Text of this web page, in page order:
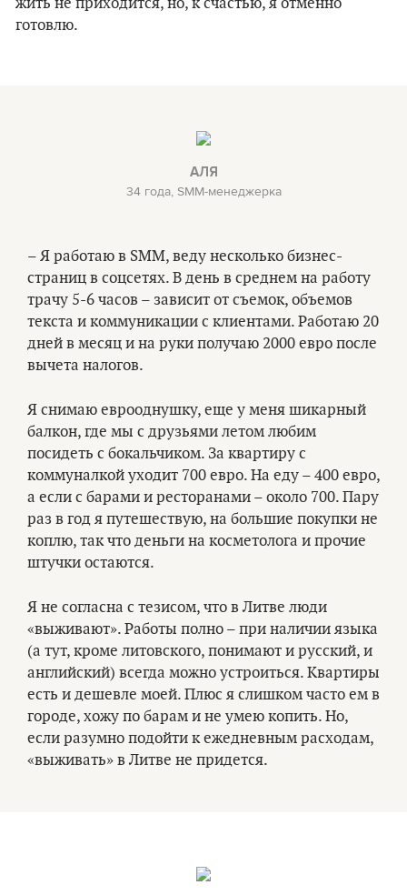
жить не приходится, но, к счастью, я отменно
готовлю.
АЛЯ
34 года, SMM-менеджерка
– Я работаю в SMM, веду несколько бизнес-
страниц в соцсетях. В день в среднем на работу
трачу 5-6 часов – зависит от съемок, объемов
текста и коммуникации с клиентами. Работаю 20
дней в месяц и на руки получаю 2000 евро после
вычета налогов.
Я снимаю еврооднушку, еще у меня шикарный
балкон, где мы с друзьями летом любим
посидеть с бокальчиком. За квартиру с
коммуналкой уходит 700 евро. На еду – 400 евро,
а если с барами и ресторанами – около 700. Пару
раз в год я путешествую, на большие покупки не
коплю, так что деньги на косметолога и прочие
штучки остаются.
Я не согласна с тезисом, что в Литве люди
«выживают». Работы полно – при наличии языка
(а тут, кроме литовского, понимают и русский, и
английский) всегда можно устроиться. Квартиры
есть и дешевле моей. Плюс я слишком часто ем в
городе, хожу по барам и не умею копить. Но,
если разумно подойти к ежедневным расходам,
«выживать» в Литве не придется.